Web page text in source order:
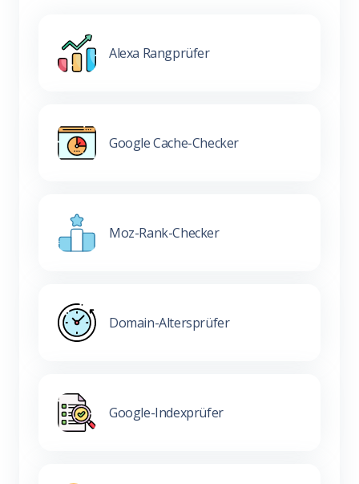
Alexa Rangprüfer
Google Cache-Checker
Moz-Rank-Checker
Domain-Altersprüfer
Google-Indexprüfer